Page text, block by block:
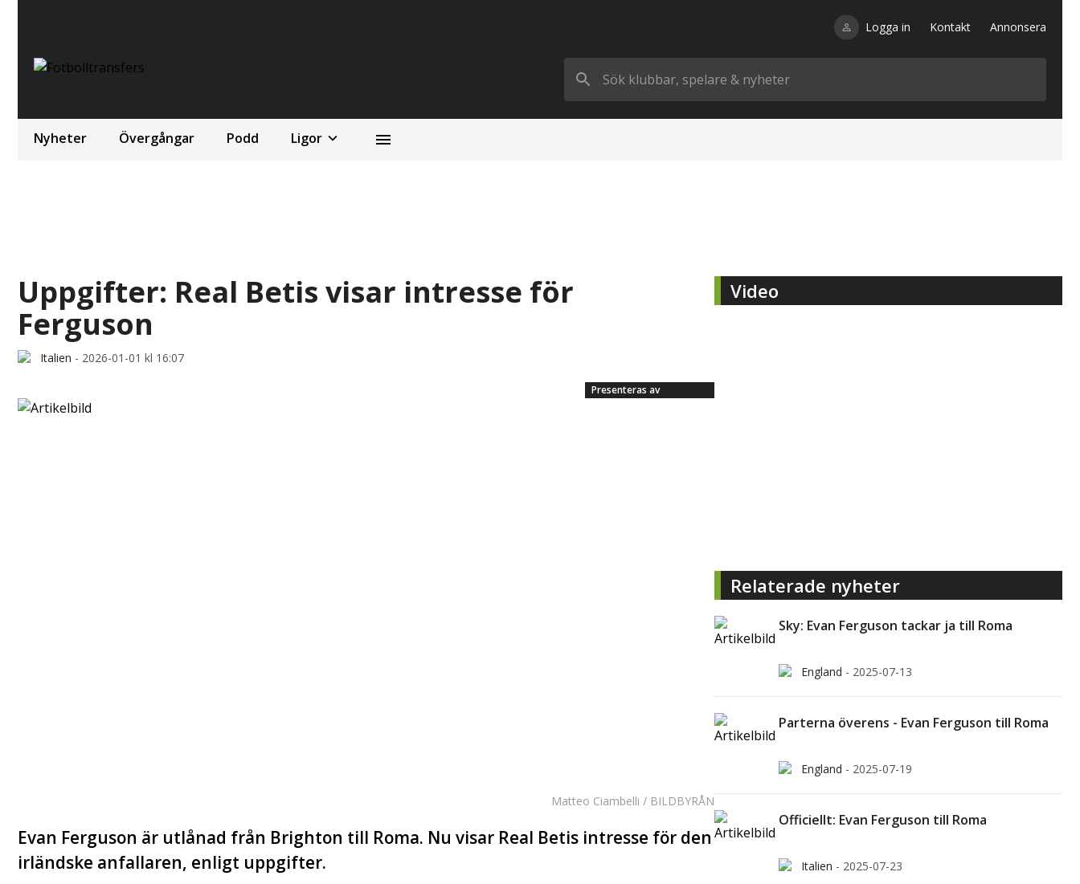
Logga in Kontakt Annonsera
Nyheter Övergångar Podd Ligor
Uppgifter: Real Betis visar intresse för
Ferguson
Italien - 2026-01-01 kl 16:07
Presenteras av
Matteo Ciambelli / BILDBYRÅN
Evan Ferguson är utlånad från Brighton till Roma. Nu visar Real Betis intresse för den
irländske anfallaren, enligt uppgifter.
Video
Relaterade nyheter
Sky: Evan Ferguson tackar ja till Roma
England - 2025-07-13
Parterna överens - Evan Ferguson till Roma
England - 2025-07-19
Officiellt: Evan Ferguson till Roma
Italien - 2025-07-23